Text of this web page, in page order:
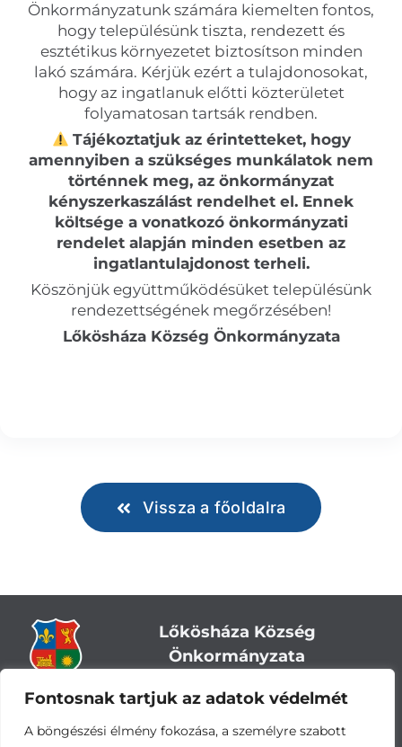
Fontosnak tartjuk az adatok védelmét
A böngészési élmény fokozása, a személyre szabott
Önkormányzatunk számára kiemelten fontos,
hogy településünk tiszta, rendezett és
esztétikus környezetet biztosítson minden
lakó számára. Kérjük ezért a tulajdonosokat,
hogy az ingatlanuk előtti közterületet
folyamatosan tartsák rendben.
Tájékoztatjuk az érintetteket, hogy
amennyiben a szükséges munkálatok nem
történnek meg, az önkormányzat
kényszerkaszálást rendelhet el. Ennek
költsége a vonatkozó önkormányzati
rendelet alapján minden esetben az
ingatlantulajdonost terheli.
Köszönjük együttműködésüket településünk
rendezettségének megőrzésében!
Lőkösháza Község Önkormányzata
Vissza a főoldalra
Lőkösháza Község
Önkormányzata
Cím:5743 Lőkösháza, Eleki út 28.
Központi telefonszám:+36 66 244-244